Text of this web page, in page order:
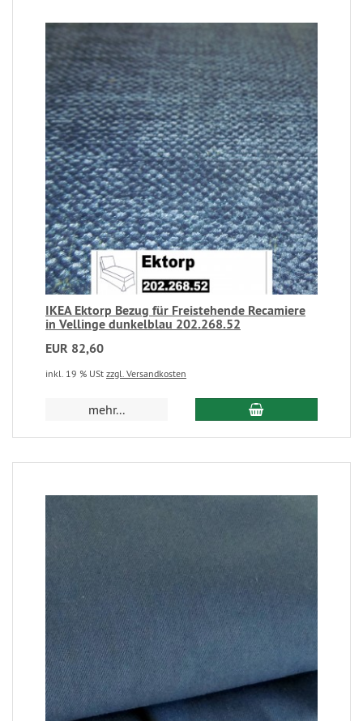
IKEA Ektorp Bezug für Freistehende Recamiere
in Vellinge dunkelblau 202.268.52
EUR 82,60
inkl. 19 % USt zzgl. Versandkosten
mehr...